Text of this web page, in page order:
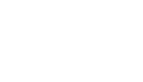
」じゃない。日常の“重だるさ
｜スマホ対応・防寒・撥水・